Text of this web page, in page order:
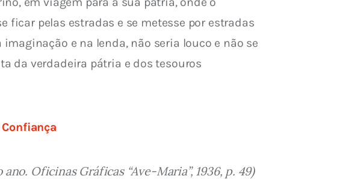
ficar pelas estradas e se metesse por estradas
e na lenda, não seria louco e não se
da verdadeira pátria e dos tesouros
Oficinas Gráficas “Ave-Maria”, 1936, p. 49)